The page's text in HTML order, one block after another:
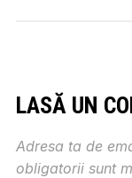
LASĂ UN
Adresa ta de
obligatorii sunt